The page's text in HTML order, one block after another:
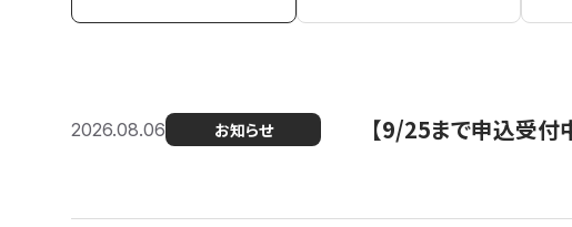
2026.08.06 お知らせ 【9/25まで申込受付